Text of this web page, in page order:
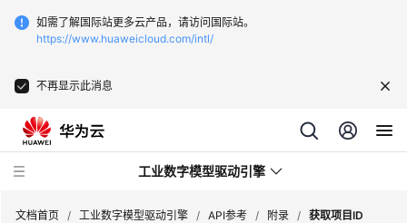
如需了解国际站更多云产品，请访问国际站。
https://www.huaweicloud.com/intl/
不再显示此消息
工业数字模型驱动引擎
文档首页 / 工业数字模型驱动引擎 / API参考 / 附录 / 获取项目ID